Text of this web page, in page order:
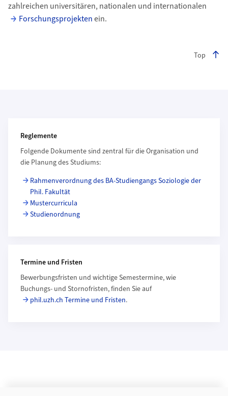
zahlreichen universitären, nationalen und internationalen
Forschungsprojektenein.
Top
Reglemente
Folgende Dokumente sind zentral für die Organisation und
die Planung des Studiums:
Rahmenverordnung des BA-Studiengangs Soziologie der
Phil. Fakultät
Mustercurricula
Studienordnung
Termine und Fristen
Bewerbungsfristen und wichtige Semestermine, wie
Buchungs- und Stornofristen, finden Sie auf
phil.uzh.ch Termine und Fristen.